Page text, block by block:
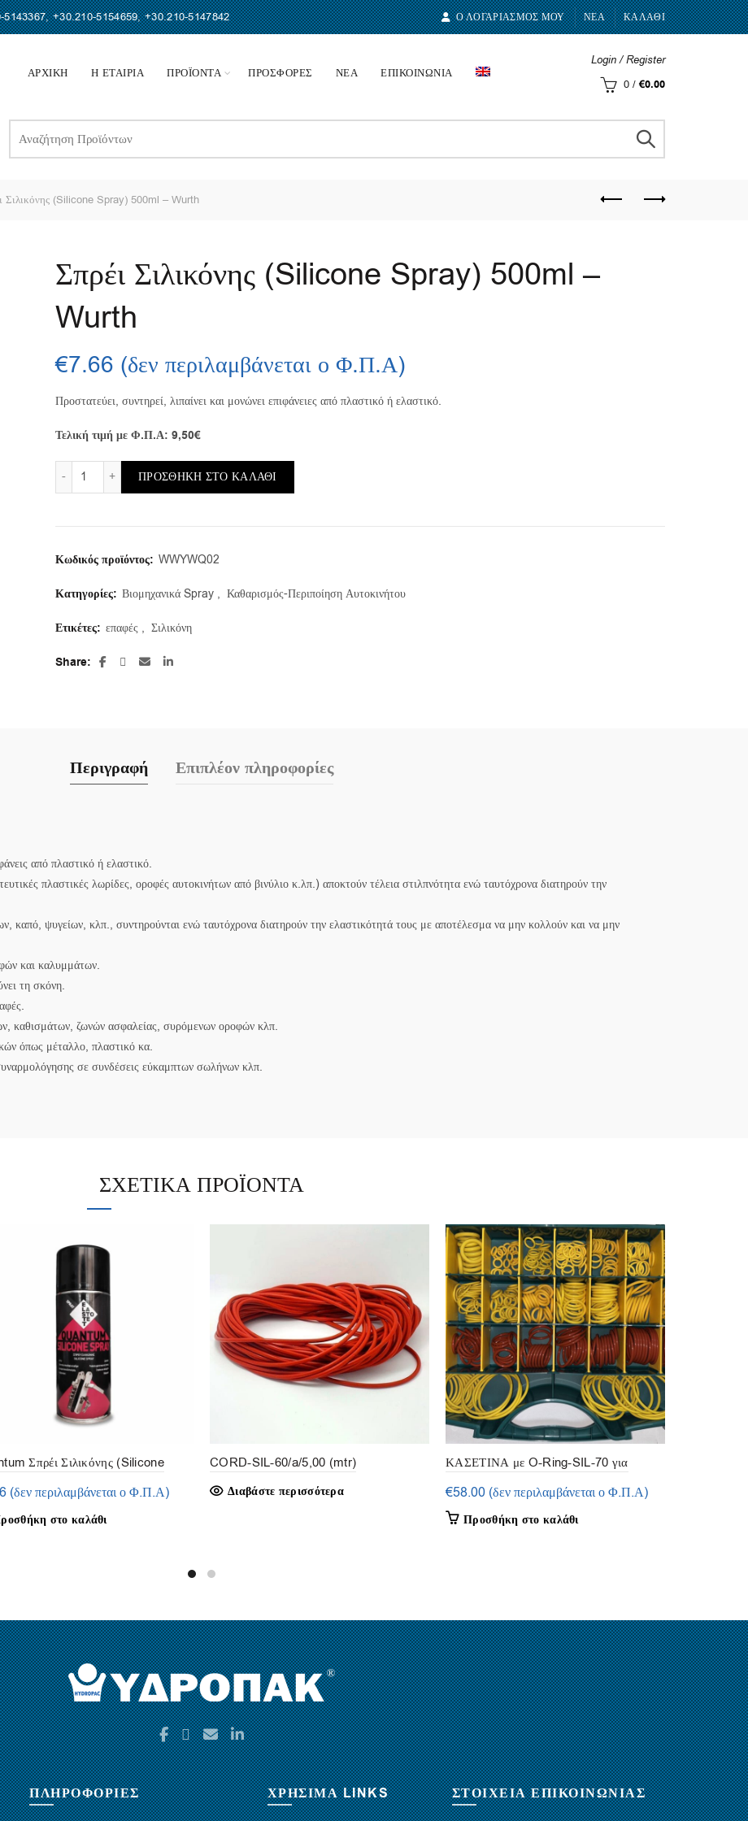
5143367,+30.210-5154659,+30.210-5147842 Ο ΛΟΓΑΡΙΑΣΜΟΣ ΜΟΥ ΝΕΑ ΚΑΛΑΘΙ
ΑΡΧΙΚΗ Η ΕΤΑΙΡΙΑ ΠΡΟΪΟΝΤΑ ΠΡΟΣΦΟΡΕΣ ΝΕΑ ΕΠΙΚΟΙΝΩΝΙΑ
Login / Register
0 / €0.00
for:
Σιλικόνης (Silicone Spray) 500ml – Wurth
Σπρέι Σιλικόνης (Silicone Spray) 500ml –
Wurth
€7.66 (δεν περιλαμβάνεται ο Φ.Π.Α)
Προστατεύει, συντηρεί, λιπαίνει και μονώνει επιφάνειες από πλαστικό ή ελαστικό.
Τελική τιμή με Φ.Π.Α: 9,50€
Σπρέι Σιλικόνης (Silicone Spray) 500ml - Wurth ποσότητα
ΠΡΟΣΘΉΚΗ ΣΤΟ ΚΑΛΆΘΙ
Κωδικός προϊόντος: WWYWQ02
Κατηγορίες: Βιομηχανικά Spray , Καθαρισμός-Περιποίηση Αυτοκινήτου
Ετικέτες: επαφές , Σιλικόνη
Share
Περιγραφή Επιπλέον πληροφορίες
από πλαστικό ή ελαστικό.
πλαστικές λωρίδες, οροφές αυτοκινήτων από βινύλιο κ.λπ.) αποκτούν τέλεια στιλπνότητα ενώ ταυτόχρονα διατηρούν την
καπό, ψυγείων, κλπ., συντηρούνται ενώ ταυτόχρονα διατηρούν την ελαστικότητά τους με αποτέλεσμα να μην κολλούν και να μην
και καλυμμάτων.
τη σκόνη.
καθισμάτων, ζωνών ασφαλείας, συρόμενων οροφών κλπ.
όπως μέταλλο, πλαστικό κα.
σε συνδέσεις εύκαμπτων σωλήνων κλπ.
ΣΧΕΤΙΚΆ ΠΡΟΪΌΝΤΑ
Σπρέι Σιλικόνης (Silicone
400 ml – Elastotet
(δεν περιλαμβάνεται ο Φ.Π.Α)
στο καλάθι
CORD-SIL-60/a/5,00 (mtr)
Διαβάστε περισσότερα
ΚΑΣΕΤΙΝΑ με O-Ring-SIL-70 για
Caterpillar (390 τεμ.)
€58.00 (δεν περιλαμβάνεται ο Φ.Π.Α)
Προσθήκη στο καλάθι
ΠΛΗΡΟΦΟΡΙΕΣ ΧΡΗΣΙΜΑ LINKS ΣΤΟΙΧΕΙΑ ΕΠΙΚΟΙΝΩΝΙΑΣ